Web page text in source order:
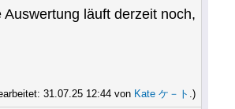
läuft derzeit noch,
31.07.25 12:44 von Kate ケ－ト .)